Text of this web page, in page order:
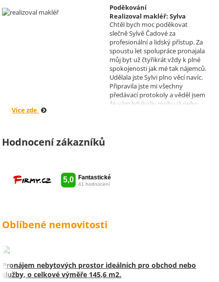
Krásné dny Vám a Vašim
zaměstnancům. Irena Höklová,
Brno
Poděkování
Realizoval makléř: Sylva
Čadová
Chtěl bych moc poděkovat
slečně Sylvě Čadové za
profesionální a lidský přístup. Za
spoustu let spolupráce pronajala
můj byt už čtyřikrát vždy k plné
spokojenosti jak mé tak nájemců.
Udělala jste Sylvi plno věcí navíc.
Připravila jste mi všechny
předávací protokoly a věděl jsem
že vám kdykoliv mohu já nebo
Více zde
Hodnocení zákazníků
Oblíbené nemovitosti
Pronájem nebytových prostor ideálních pro obchod nebo
služby, o celkové výměře 145,6 m2.